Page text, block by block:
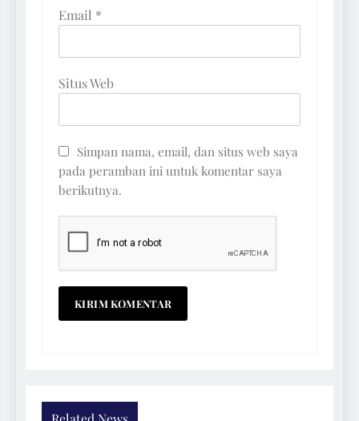
Email *
Situs Web
Simpan nama, email, dan situs web saya
pada peramban ini untuk komentar saya
berikutnya.